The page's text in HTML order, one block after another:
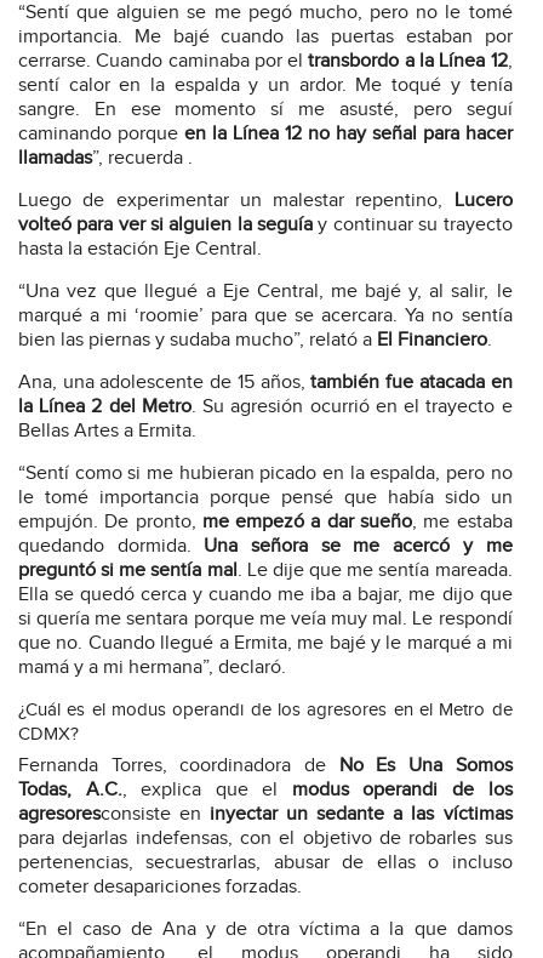
“Sentí que alguien se me pegó mucho, pero no le tomé
importancia. Me bajé cuando las puertas estaban por
cerrarse. Cuando caminaba por eltransbordo a la Línea 12,
sentí calor en la espalda y un ardor. Me toqué y tenía
sangre. En ese momento sí me asusté, pero seguí
caminando porque en la Línea 12 no hay señal para hacer
llamadas”, recuerda .
Luego de experimentar un malestar repentino, Lucero
volteó para ver si alguien la seguía y continuar su trayecto
hasta la estación Eje Central.
“Una vez que llegué a Eje Central, me bajé y, al salir, le
marqué a mi ‘roomie’ para que se acercara. Ya no sentía
bien las piernas y sudaba mucho”, relató a El Financiero.
Ana, una adolescente de 15 años,también fue atacada en
la Línea 2 del Metro. Su agresión ocurrió en el trayecto e
Bellas Artes a Ermita.
“Sentí como si me hubieran picado en la espalda, pero no
le tomé importancia porque pensé que había sido un
empujón. De pronto, me empezó a dar sueño, me estaba
quedando dormida. Una señora se me acercó y me
preguntó si me sentía mal. Le dije que me sentía mareada.
Ella se quedó cerca y cuando me iba a bajar, me dijo que
si quería me sentara porque me veía muy mal. Le respondí
que no. Cuando llegué a Ermita, me bajé y le marqué a mi
mamá y a mi hermana”, declaró.
¿Cuál es el modus operandi de los agresores en el Metro de
CDMX?
Fernanda Torres, coordinadora de No Es Una Somos
Todas, A.C., explica que el modus operandi de los
agresoresconsiste en inyectar un sedante a las víctimas
para dejarlas indefensas, con el objetivo de robarles sus
pertenencias, secuestrarlas, abusar de ellas o incluso
cometer desapariciones forzadas.
“En el caso de Ana y de otra víctima a la que damos